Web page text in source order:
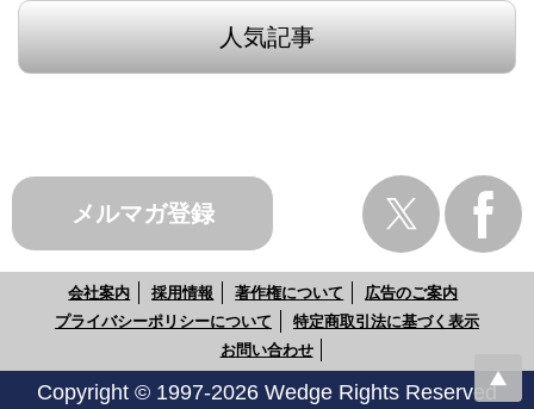
人気記事
メルマガ登録
会社案内 採用情報 著作権について
広告のご案内
プライバシーポリシーについて
特定商取引法に基づく表示
お問い合わせ
Copyright © 1997-2026 Wedge Rights Reserved